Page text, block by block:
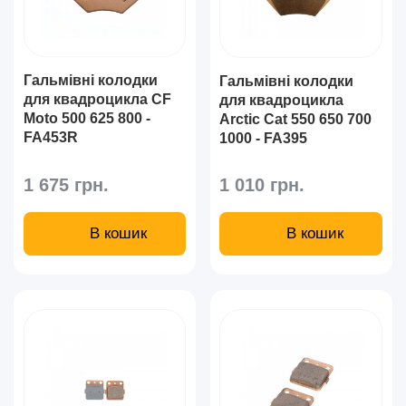
Гальмівні колодки
для квадроцикла CF
Moto 500 625 800 -
FA453R
1 675 грн.
В кошик
Гальмівні колодки
для квадроцикла
Arctiс Cat 550 650 700
1000 - FA395
1 010 грн.
В кошик